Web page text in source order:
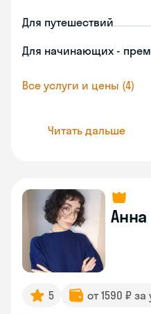
Для путешествий
Для начинающих -
Все услуги и цены (4)
Читать дальше
Анна
5 от 1590 ₽ за